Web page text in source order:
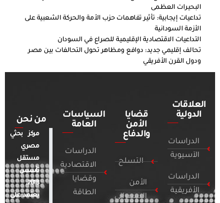
البحيرات العظمى
تداعيات إيجابية: تأثير تفاهمات حزب الأمة والحركة الشعبية على
الأزمة السودانية
التداعيات الاقتصادية الإقليمية للصراع في السودان
تحالف إقليمي جديد: دوافع ومظاهر تحول التحالفات بين مصر
ودول القرن الأفريقي
العلاقات
الدولية
الدراسات
الآسيوية
الدراسات
الأفريقية
قضايا
الأمن
والدفاع
التسلح
الأمن
السيبراني
السياسات
العامة
الدراسات
الاقتصادية
وقضايا
الطاقة
من نحن
مركز بحثي
مصري
مستقل
تأسس
2018.
يعتمد على